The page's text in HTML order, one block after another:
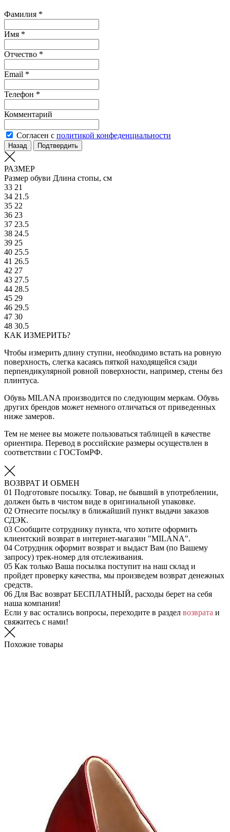
Фамилия *
Имя *
Отчество *
Email *
Телефон *
Комментарий
Согласен с политикой конфеденциальности
Назад Подтвердить
РАЗМЕР
Размер обуви Длина стопы, см
33 21
34 21.5
35 22
36 23
37 23.5
38 24.5
39 25
40 25.5
41 26.5
42 27
43 27.5
44 28.5
45 29
46 29.5
47 30
48 30.5
КАК ИЗМЕРИТЬ?
Чтобы измерить длину ступни, необходимо встать на ровную
поверхность, слегка касаясь пяткой находящейся сзади
перпендикулярной ровной поверхности, например, стены без
плинтуса.
Обувь MILANA производится по следующим меркам. Обувь
других брендов может немного отличаться от приведенных
ниже замеров.
Тем не менее вы можете пользоваться таблицей в качестве
ориентира. Перевод в российские размеры осуществлен в
соответствии с ГОСТомРФ.
ВОЗВРАТ И ОБМЕН
01 Подготовьте посылку. Товар, не бывший в употреблении,
должен быть в чистом виде в оригинальной упаковке.
02 Отнесите посылку в ближайший пункт выдачи заказов
СДЭК.
03 Сообщите сотруднику пункта, что хотите оформить
клиентский возврат в интернет-магазин "MILANA".
04 Сотрудник оформит возврат и выдаст Вам (по Вашему
запросу) трек-номер для отслеживания.
05 Как только Ваша посылка поступит на наш склад и
пройдет проверку качества, мы произведем возврат денежных
средств.
06 Для Вас возврат БЕСПЛАТНЫЙ, расходы берет на себя
наша компания!
Если у вас остались вопросы, переходите в раздел возврата и
свяжитесь с нами!
Похожие товары